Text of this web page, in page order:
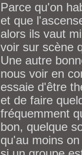
Parce qu'on
et que
alors ils vaut
voir sur scène
Une autre
nous voir en
essaie d'être
et de faire
fréquemment
bon, quelque
qu'au moins